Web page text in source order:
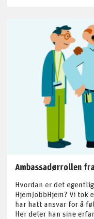
Ambassadørrollen
Hvordan er det
HjemJobbHjem? Vi tok
har hatt ansvar for å
Her deler han sine